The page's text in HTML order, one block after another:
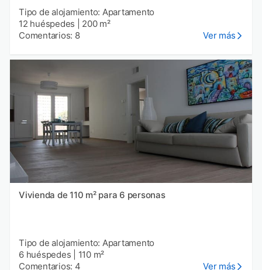
Tipo de alojamiento: Apartamento
12 huéspedes
200 m²
Comentarios: 8
Ver más
Vivienda de 110 m² para 6 personas
Tipo de alojamiento: Apartamento
6 huéspedes
110 m²
Comentarios: 4
Ver más